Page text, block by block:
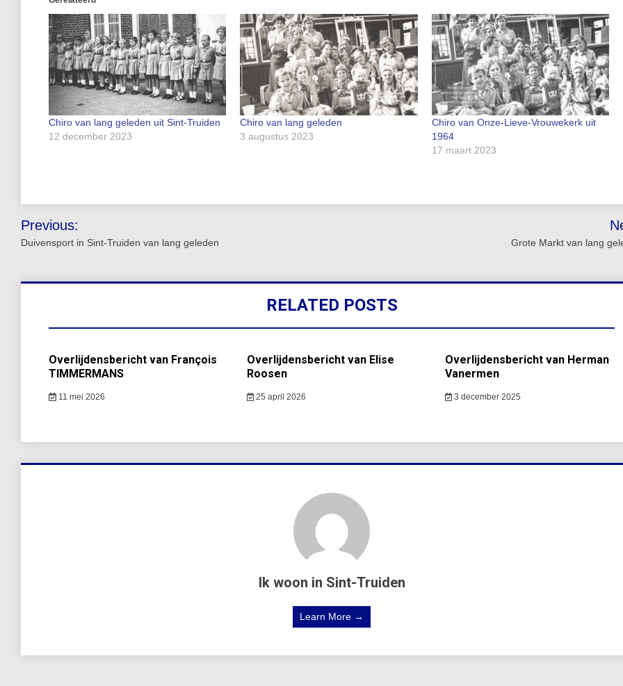
Chiro van lang geleden uit Sint-Truiden
12 december 2023
Chiro van lang geleden
3 augustus 2023
Chiro van Onze-Lieve-Vrouwekerk uit
1964
17 maart 2023
Bericht
navigatie
Previous:
Duivensport in Sint-Truiden van lang geleden Grote Markt van lang
RELATED POSTS
Overlijdensbericht van François
TIMMERMANS
11 mei 2026
Overlijdensbericht van Elise
Roosen
25 april 2026
Overlijdensbericht van Herman
Vanermen
3 december 2025
Ik woon in Sint-Truiden
Learn More →